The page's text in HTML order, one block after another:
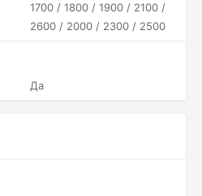
1700 / 1800 / 1900 / 2100 /
2600 / 2000 / 2300 / 2500
Да